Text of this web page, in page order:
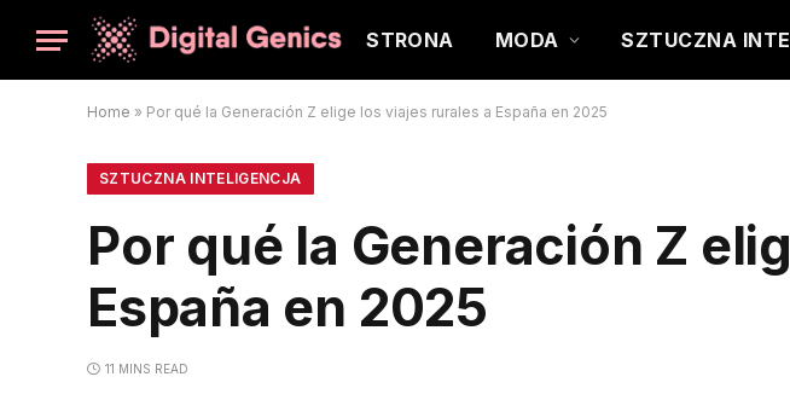
STRONA MODA SZTUCZNA
Home » Por qué la Generación Z elige los viajes rurales a España en 2025
SZTUCZNA INTELIGENCJA
Por qué la Generación Z
España en 2025
11 MINS READ